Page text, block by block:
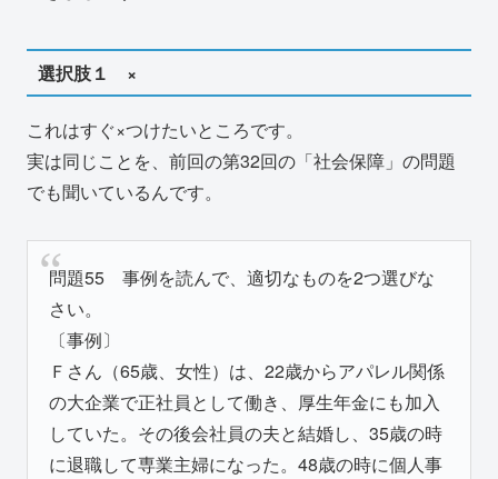
選択肢１ ×
これはすぐ×つけたいところです。
実は同じことを、前回の第32回の「社会保障」の問題
でも聞いているんです。
問題55 事例を読んで、適切なものを2つ選びな
さい。
〔事例〕
Ｆさん（65歳、女性）は、22歳からアパレル関係
の大企業で正社員として働き、厚生年金にも加入
していた。その後会社員の夫と結婚し、35歳の時
に退職して専業主婦になった。48歳の時に個人事